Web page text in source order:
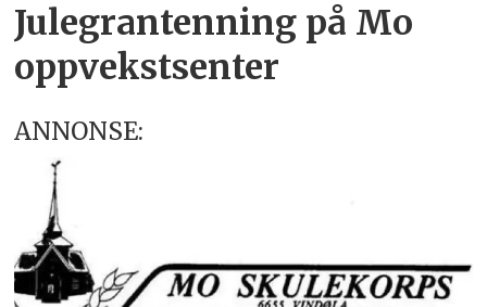
Julegrantenning på Mo
oppvekstsenter
ANNONSE: